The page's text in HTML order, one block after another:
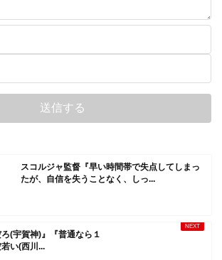
スコルジャ監督『早い時間帯で失点してしまっ
たが、自信を失うことなく、しっ...
ろ(宇賀神)』『普通なら１
い(西川...